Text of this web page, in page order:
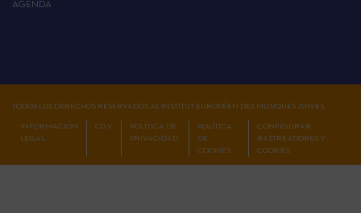
AGENDA
TODOS LOS DERECHOS RESERVADOS AL INSTITUT EUROPÉEN DES MUSIQUES JUIVES
INFORMACIÓN
LEGAL
CGV
POLÍTICA DE
PRIVACIDAD
POLÍTICA
DE
COOKIES
CONFIGURAR
RASTREADORES Y
COOKIES